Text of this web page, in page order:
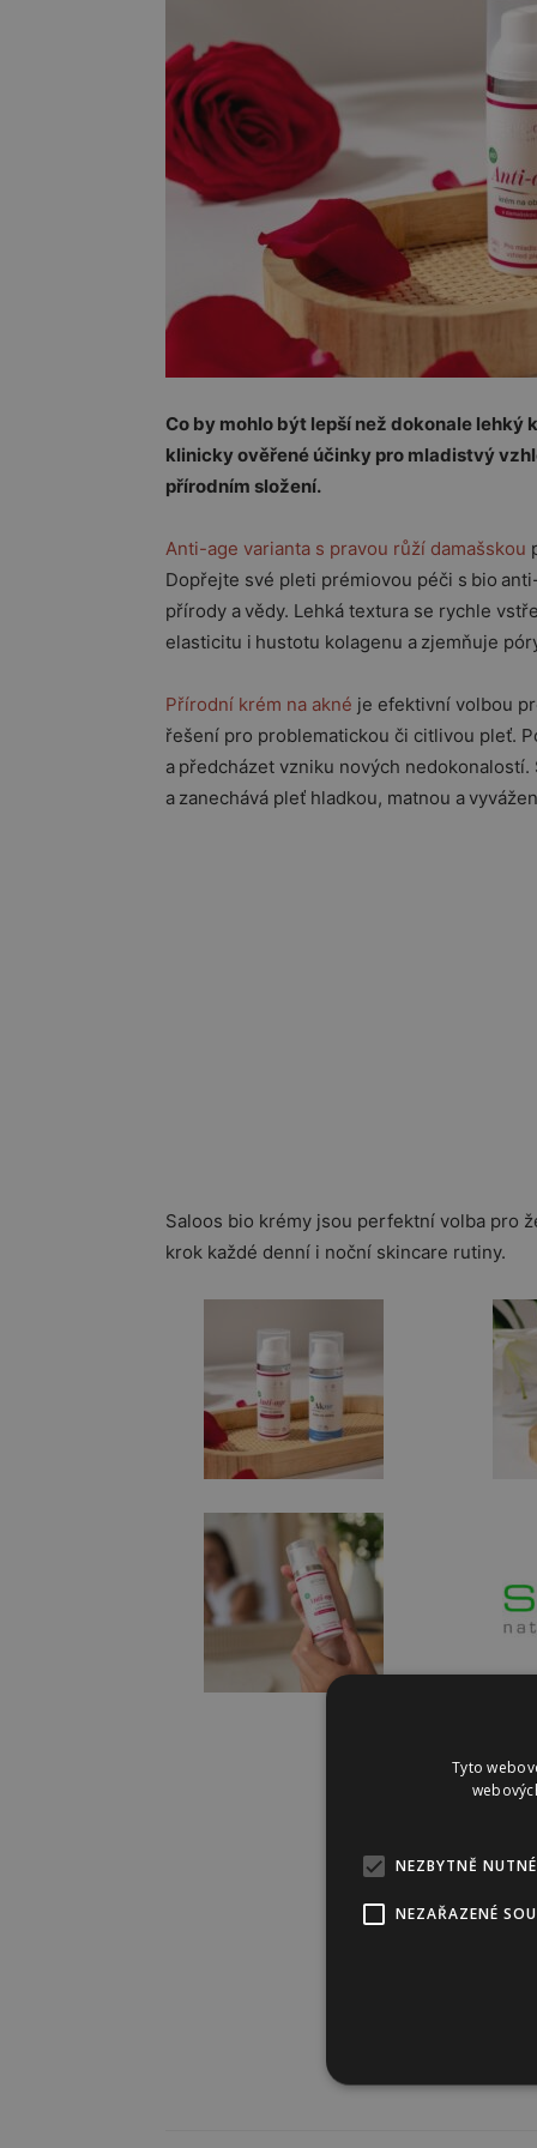
Co by mohlo být lepší než dokonale
klinicky ověřené účinky pro mladistvý
přírodním složení.
Anti-age varianta s pravou růží damašskou
Dopřejte své pleti prémiovou péči s bio
přírody a vědy. Lehká textura se rychle
elasticitu i hustotu kolagenu a zjemňuje
Přírodní krém na akné je efektivní volbou
řešení pro problematickou či citlivou pleť.
a předcházet vzniku nových
a zanechává pleť hladkou, matnou a
Saloos bio krémy jsou perfektní volba pro
krok každé denní i noční skincare rutiny.
Tyto
NEZBYTNĚ
NEZAŘAZENÉ